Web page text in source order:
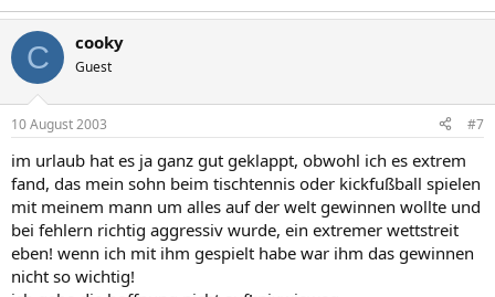
C cooky
Guest
10 August 2003 #7
im urlaub hat es ja ganz gut geklappt, obwohl ich es extrem
fand, das mein sohn beim tischtennis oder kickfußball spielen
mit meinem mann um alles auf der welt gewinnen wollte und
bei fehlern richtig aggressiv wurde, ein extremer wettstreit
eben! wenn ich mit ihm gespielt habe war ihm das gewinnen
nicht so wichtig!